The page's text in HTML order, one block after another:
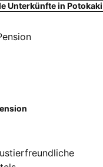
Unterkünfte in